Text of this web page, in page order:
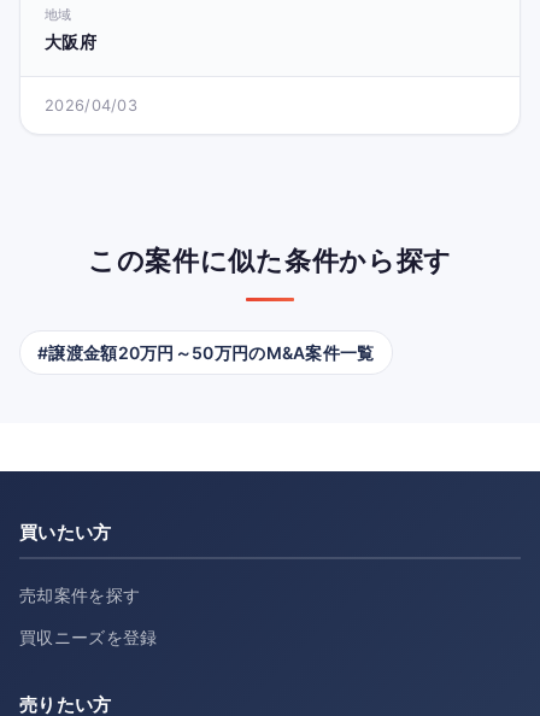
地域
大阪府
2026/04/03
この案件に似た条件から探す
#譲渡金額20万円～50万円のM&A案件一覧
買いたい方
売却案件を探す
買収ニーズを登録
売りたい方